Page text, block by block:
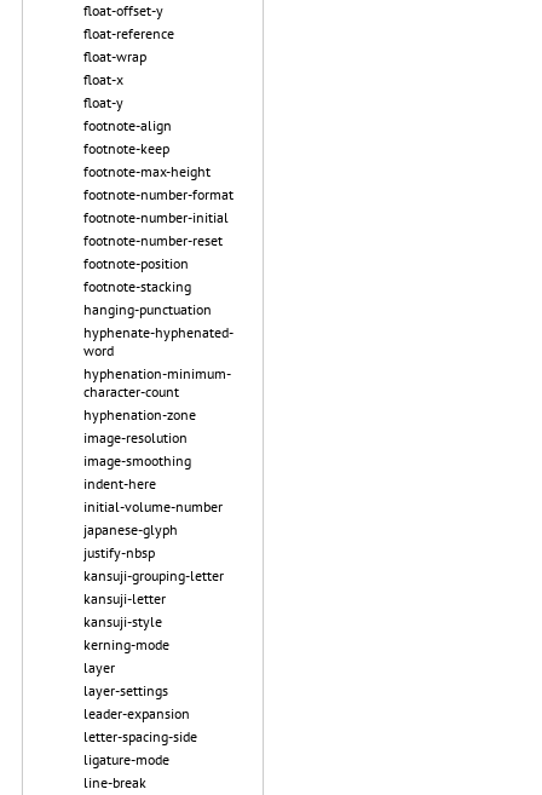
float-offset-y
float-reference
float-wrap
float-x
float-y
footnote-align
footnote-keep
footnote-max-height
footnote-number-format
footnote-number-initial
footnote-number-reset
footnote-position
footnote-stacking
hanging-punctuation
hyphenate-hyphenated-
word
hyphenation-minimum-
character-count
hyphenation-zone
image-resolution
image-smoothing
indent-here
initial-volume-number
japanese-glyph
justify-nbsp
kansuji-grouping-letter
kansuji-letter
kansuji-style
kerning-mode
layer
layer-settings
leader-expansion
letter-spacing-side
ligature-mode
line-break